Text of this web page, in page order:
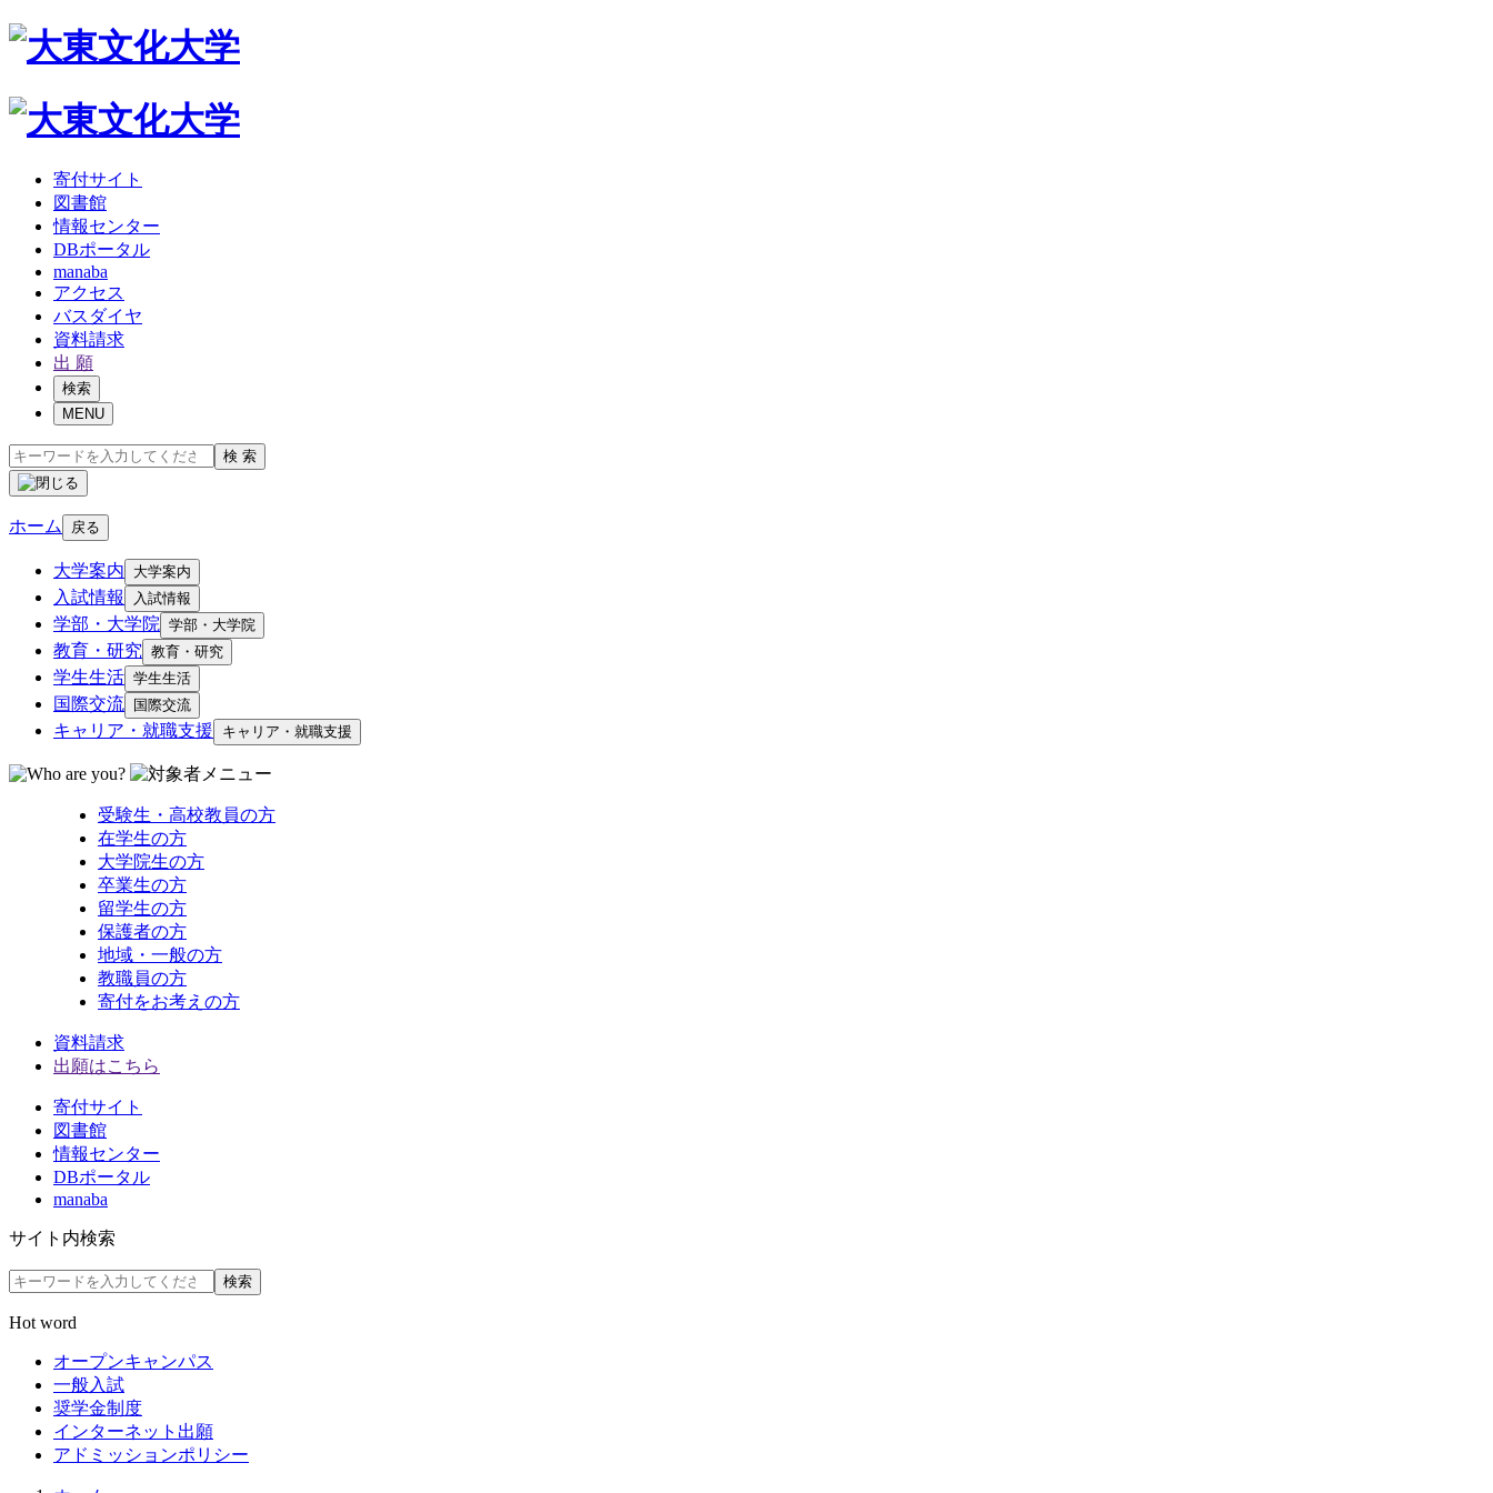
寄付サイト
図書館
情報センター
DBポータル
manaba
アクセス
バスダイヤ
資料請求
出 願
検索
MENU
検 索
ホーム 戻る
大学案内 大学案内
入試情報 入試情報
学部・大学院 学部・大学院
教育・研究 教育・研究
学生生活 学生生活
国際交流 国際交流
キャリア・就職支援 キャリア・就職支援
受験生・高校教員の方
在学生の方
大学院生の方
卒業生の方
留学生の方
保護者の方
地域・一般の方
教職員の方
寄付をお考えの方
資料請求
出願はこちら
寄付サイト
図書館
情報センター
DBポータル
manaba
サイト内検索
検索
Hot word
オープンキャンパス
一般入試
奨学金制度
インターネット出願
アドミッションポリシー